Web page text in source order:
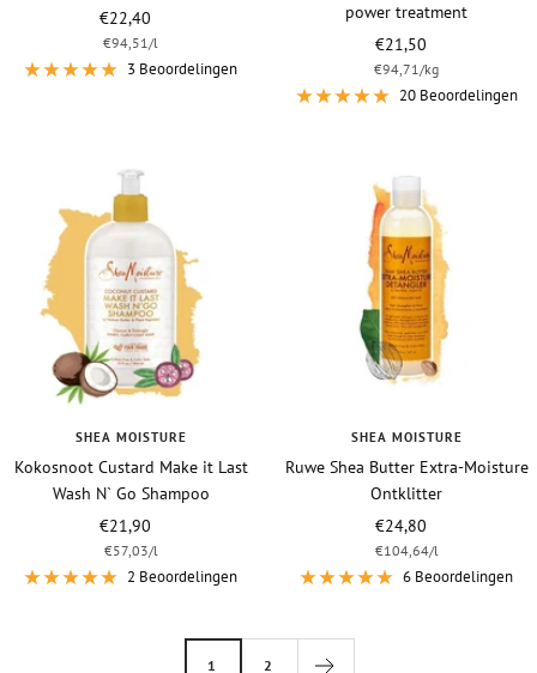
Vraagprijs
€22,40
€94,51/l
3 Beoordelingen
power treatment
Vraagprijs
€21,50
€94,71/kg
20 Beoordelingen
SHEA MOISTURE
Kokosnoot Custard Make it Last
Wash N` Go Shampoo
Vraagprijs
€21,90
€57,03/l
2 Beoordelingen
SHEA MOISTURE
Ruwe Shea Butter Extra-Moisture
Ontklitter
Vraagprijs
€24,80
€104,64/l
6 Beoordelingen
1 2